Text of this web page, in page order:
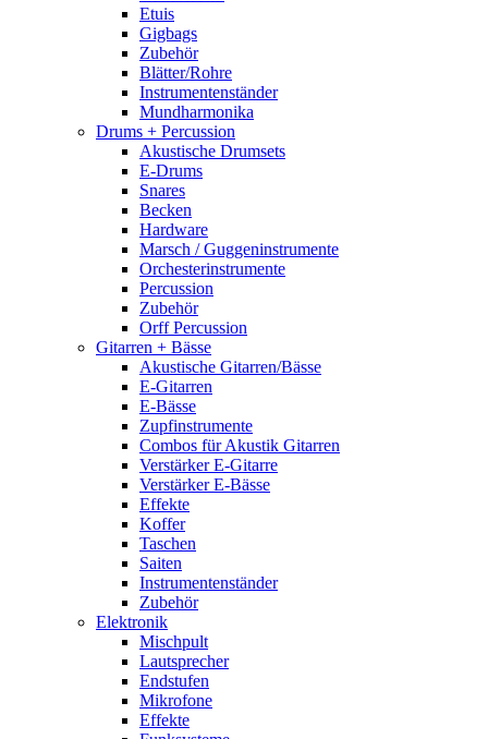
Etuis
Gigbags
Zubehör
Blätter/Rohre
Instrumentenständer
Mundharmonika
Drums + Percussion
Akustische Drumsets
E-Drums
Snares
Becken
Hardware
Marsch / Guggeninstrumente
Orchesterinstrumente
Percussion
Zubehör
Orff Percussion
Gitarren + Bässe
Akustische Gitarren/Bässe
E-Gitarren
E-Bässe
Zupfinstrumente
Combos für Akustik Gitarren
Verstärker E-Gitarre
Verstärker E-Bässe
Effekte
Koffer
Taschen
Saiten
Instrumentenständer
Zubehör
Elektronik
Mischpult
Lautsprecher
Endstufen
Mikrofone
Effekte